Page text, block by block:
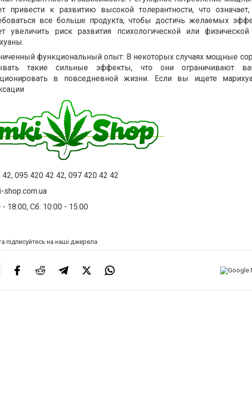
привести к развитию высокой толерантности, что
все больше продукта, чтобы достичь желаемых
увеличить риск развития психологической или
функциональный опыт: В некоторых случаях мощные
такие сильные эффекты, что они ограничивают
в повседневной жизни. Если вы ищете
095 420 42 42, 097 420 42 42
shop.com.ua
18:00, Сб: 10:00 - 15:00
підписуйтесь на наші джерела